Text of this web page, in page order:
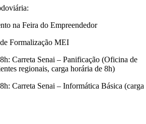
na Feira do Empreendedor
Formalização MEI
Carreta Senai – Panificação (Oficina de
regionais, carga horária de 8h)
Carreta Senai – Informática Básica (carga